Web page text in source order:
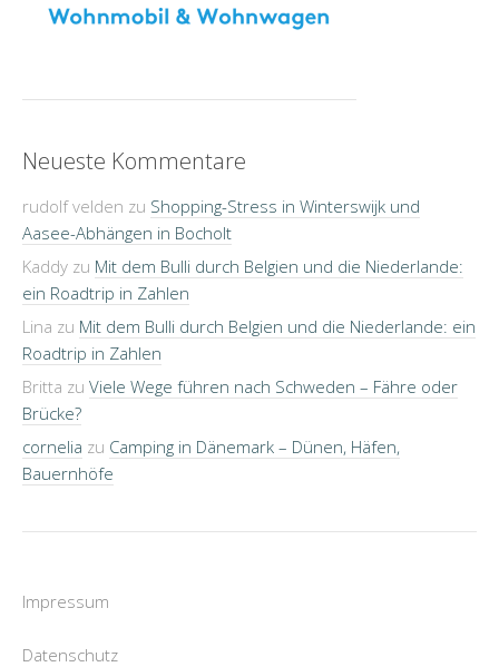
Neueste Kommentare
rudolf velden zu Shopping-Stress in Winterswijk und
Aasee-Abhängen in Bocholt
Kaddy zu Mit dem Bulli durch Belgien und die Niederlande:
ein Roadtrip in Zahlen
Lina zu Mit dem Bulli durch Belgien und die Niederlande: ein
Roadtrip in Zahlen
Britta zu Viele Wege führen nach Schweden – Fähre oder
Brücke?
cornelia zu Camping in Dänemark – Dünen, Häfen,
Bauernhöfe
Impressum
Datenschutz